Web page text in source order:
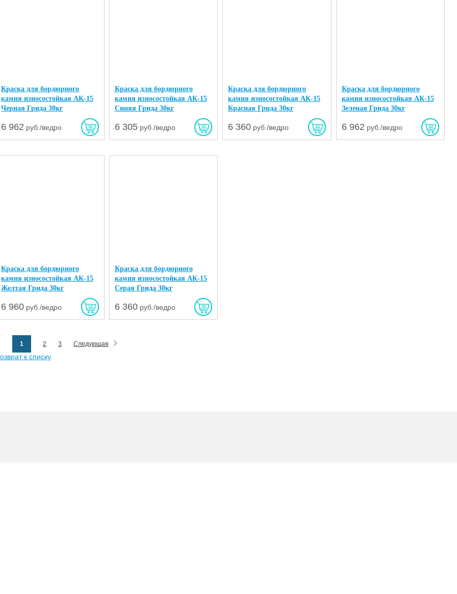
Краска для бордюрного
камня износостойкая АК-15
Черная Грида 30кг
6 962 руб./ведро
Краска для бордюрного
камня износостойкая АК-15
Синяя Грида 30кг
6 305руб./ведро
Краска для бордюрного
камня износостойкая АК-15
Красная Грида 30кг
6 360 руб./ведро
Краска для бордюрного
камня износостойкая АК-15
Зеленая Грида 30кг
6 962 руб./ведро
Краска для бордюрного
камня износостойкая АК-15
Желтая Грида 30кг
6 960 руб./ведро
Краска для бордюрного
камня износостойкая АК-15
Серая Грида 30кг
6 360руб./ведро
1 2 3 Следующая
к списку